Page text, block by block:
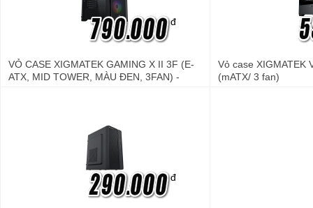
đ
VỎ CASE XIGMATEK GAMING X II 3F (E-
ATX, MID TOWER, MÀU ĐEN, 3FAN) -
Vỏ case XIGMATEK
(mATX/ 3 fan)
đ